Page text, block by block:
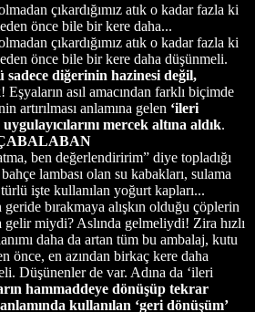
çıkardığımız atık o kadar fazla ki
önce bile bir kere daha...
çıkardığımız atık o kadar fazla ki
önce bile bir kere daha düşünmeli.
diğerinin hazinesi değil,
! Eşyaların asıl amacından farklı biçimde
artırılması anlamına gelen ‘ileri
mercek altına aldık.
ben değerlendiririm” diye topladığı
lambası olan su kabakları, sulama
işte kullanılan yoğurt kapları...
bırakmaya alışkın olduğu çöplerin
gelir miydi? Aslında gelmeliydi! Zira hızlı
daha da artan tüm bu ambalaj, kutu
önce, en azından birkaç kere daha
Düşünenler de var. Adına da ‘ileri
hammaddeye dönüşüp tekrar
kullanılan ‘geri dönüşüm’